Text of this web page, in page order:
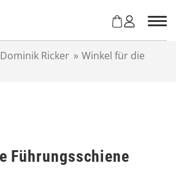
Dominik Ricker » Winkel für die
Führungsschiene